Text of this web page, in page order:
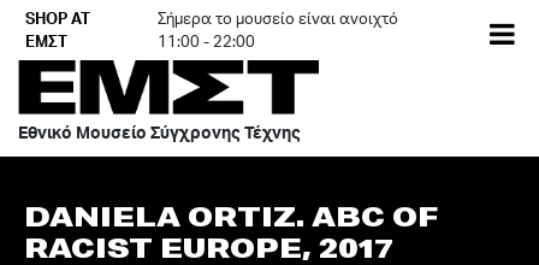
Skip
content
SHOP AT
ΕΜΣΤ
Σήμερα το μουσείο είναι ανοιχτό
11:00 - 22:00
Εθνικό Μουσείο Σύγχρονης Τέχνης
DANIELA ORTIZ. ABC OF
RACIST EUROPE, 2017